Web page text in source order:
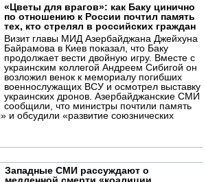
«Цветы для врагов»: как Баку цинично
по отношению к России почтил память
тех, кто стрелял в российских граждан
Визит главы МИД Азербайджана Джейхуна
Байрамова в Киев показал, что Баку
продолжает вести двойную игру. Вместе с
украинским коллегой Андреем Сибигой он
возложил венок к мемориалу погибших
военнослужащих ВСУ и осмотрел выставку
украинских дронов. Азербайджанские СМИ
сообщили, что министры почтили память
и обсудили «развитие союзнических
Западные СМИ рассуждают о
медленной смерти «коалиции